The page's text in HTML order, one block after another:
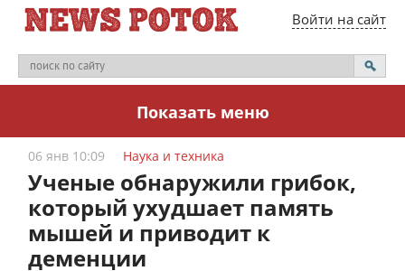
Войти на сайт
Показать меню
06 янв 10:09 Наука и техника
Ученые обнаружили грибок,
который ухудшает память
мышей и приводит к
деменции